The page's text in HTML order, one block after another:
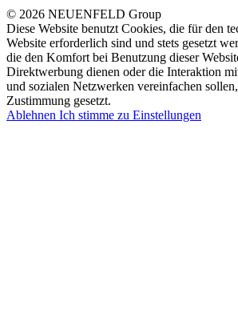
© 2026 NEUENFELD Group
Diese Website benutzt Cookies, die für den
Website erforderlich sind und stets gesetzt
die den Komfort bei Benutzung dieser
Direktwerbung dienen oder die Interaktion
und sozialen Netzwerken vereinfachen
Zustimmung gesetzt.
Ablehnen Ich stimme zu Einstellungen